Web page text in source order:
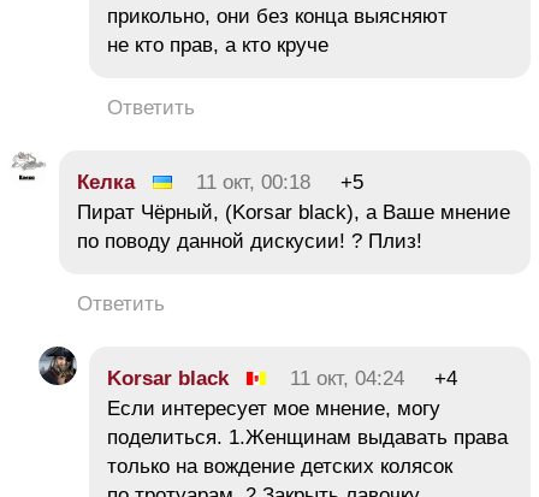
прикольно, они без конца выясняют
не кто прав, а кто круче
Ответить
Келка 11 окт, 00:18
+5
Пират Чёрный, (Korsar black), а Ваше мнение
по поводу данной дискусии! ? Плиз!
Ответить
Korsar black 11 окт, 04:24
+4
Если интересует мое мнение, могу
поделиться. 1.Женщинам выдавать права
только на вождение детских колясок